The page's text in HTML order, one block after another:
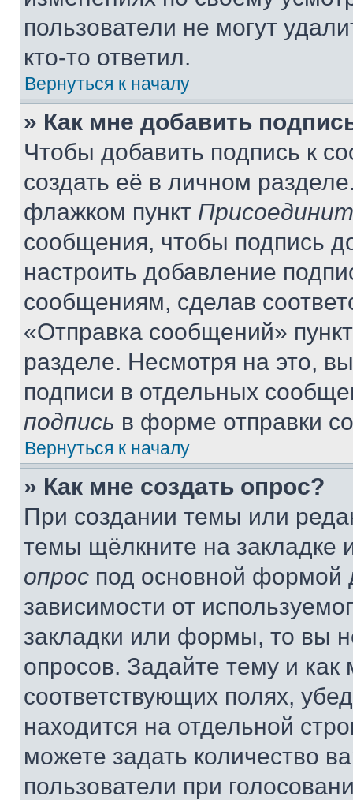
пользователи не могут
кто-то ответил.
Вернуться к началу
» Как мне добавить
Чтобы добавить подпись к
создать её в личном
флажком пункт
сообщения, чтобы подпись
настроить добавление
сообщениям, сделав
«Отправка сообщений»
разделе. Несмотря на это,
подписи в отдельных
подпись в форме отправки
Вернуться к началу
» Как мне создать опрос?
При создании темы или
темы щёлкните на
опрос под основной формой
зависимости от
закладки или формы, то вы
опросов. Задайте тему и
соответствующих полях,
находится на отдельной
можете задать количество
пользователи при